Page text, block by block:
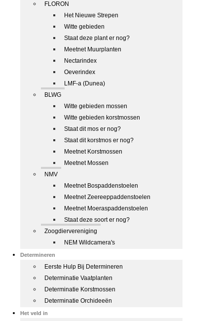
FLORON
Het Nieuwe Strepen
Witte gebieden
Staat deze plant er nog?
Meetnet Muurplanten
Nectarindex
Oeverindex
LMF-a (Dunea)
BLWG
Witte gebieden mossen
Witte gebieden korstmossen
Staat dit mos er nog?
Staat dit korstmos er nog?
Meetnet Korstmossen
Meetnet Mossen
NMV
Meetnet Bospaddenstoelen
Meetnet Zeereeppaddenstoelen
Meetnet Moeraspaddenstoelen
Staat deze soort er nog?
Zoogdiervereniging
NEM Wildcamera's
Determineren
Eerste Hulp Bij Determineren
Determinatie Vaatplanten
Determinatie Korstmossen
Determinatie Orchideeën
Het veld in